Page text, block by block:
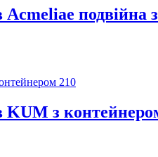
Acmeliae подвійна
KUM з